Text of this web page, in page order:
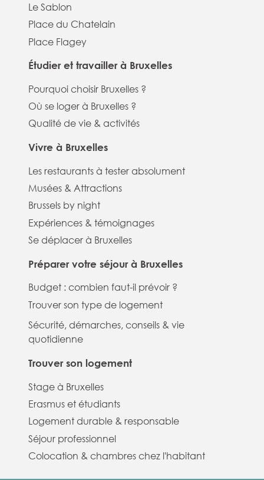
Le Sablon
Place du Chatelain
Place Flagey
Étudier et travailler à Bruxelles
Pourquoi choisir Bruxelles ?
Où se loger à Bruxelles ?
Qualité de vie & activités
Vivre à Bruxelles
Les restaurants à tester absolument
Musées & Attractions
Brussels by night
Expériences & témoignages
Se déplacer à Bruxelles
Préparer votre séjour à Bruxelles
Budget : combien faut-il prévoir ?
Trouver son type de logement
Sécurité, démarches, conseils & vie
quotidienne
Trouver son logement
Stage à Bruxelles
Erasmus et étudiants
Logement durable & responsable
Séjour professionnel
Colocation & chambres chez l'habitant